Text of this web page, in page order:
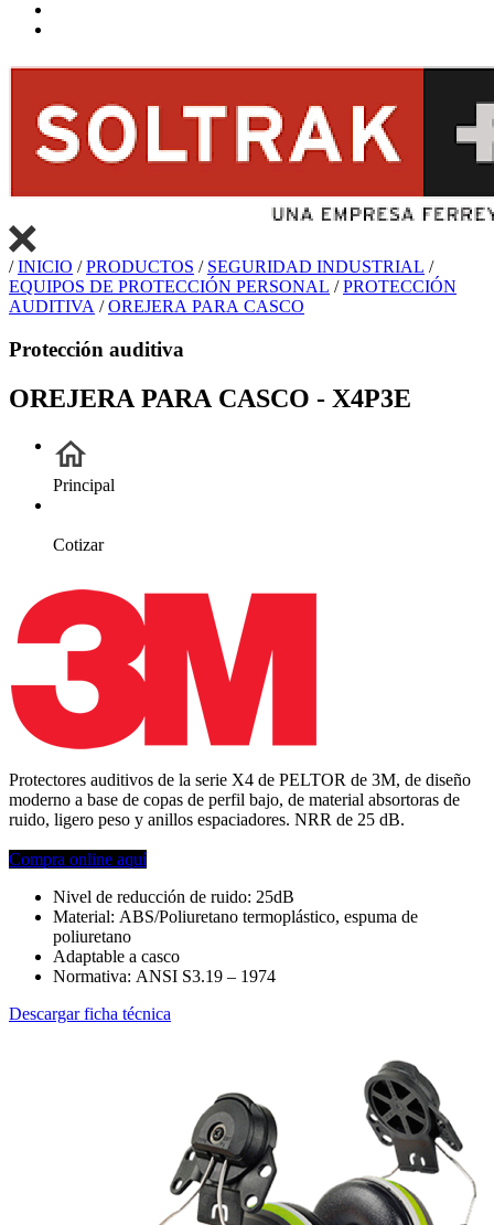
/INICIO /PRODUCTOS / SEGURIDAD INDUSTRIAL /
EQUIPOS DE PROTECCIÓN PERSONAL /PROTECCIÓN
AUDITIVA /OREJERA PARA CASCO
Protección auditiva
OREJERA PARA CASCO - X4P3E
Principal
Cotizar
Protectores auditivos de la serie X4 de PELTOR de 3M, de diseño
moderno a base de copas de perfil bajo, de material absortoras de
ruido, ligero peso y anillos espaciadores. NRR de 25 dB.
Compra online aquí
Nivel de reducción de ruido: 25dB
Material: ABS/Poliuretano termoplástico, espuma de
poliuretano
Adaptable a casco
Normativa: ANSI S3.19 – 1974
Descargar ficha técnica